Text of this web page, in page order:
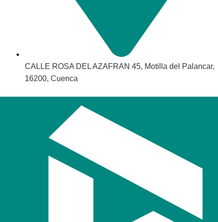
CALLE ROSA DEL AZAFRAN 45, Motilla del Palancar,
16200, Cuenca